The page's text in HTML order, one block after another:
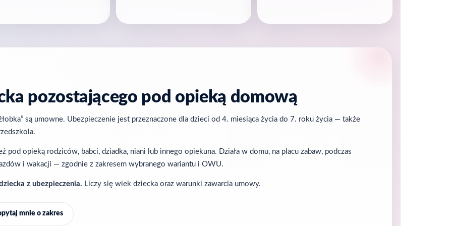
pozostającego pod opieką domową
są umowne. Ubezpieczenie jest przeznaczone dla dzieci od 4. miesiąca życia do 7. roku życia — także
pod opieką rodziców, babci, dziadka, niani lub innego opiekuna. Działa w domu, na placu zabaw, podczas
i wakacji — zgodnie z zakresem wybranego wariantu i OWU.
z ubezpieczenia. Liczy się wiek dziecka oraz warunki zawarcia umowy.
mnie o zakres